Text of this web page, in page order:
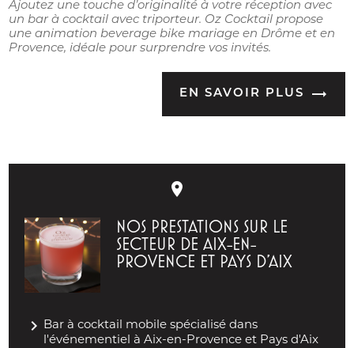
Ajoutez une touche d’originalité à votre réception avec
un bar à cocktail avec triporteur. Oz Cocktail propose
une animation beverage bike mariage en Drôme et en
Provence, idéale pour surprendre vos invités.
EN SAVOIR PLUS
place
NOS PRESTATIONS SUR LE
SECTEUR DE AIX-EN-
PROVENCE ET PAYS D'AIX
navigate_next Bar à cocktail mobile spécialisé dans
l'événementiel à Aix-en-Provence et Pays d'Aix